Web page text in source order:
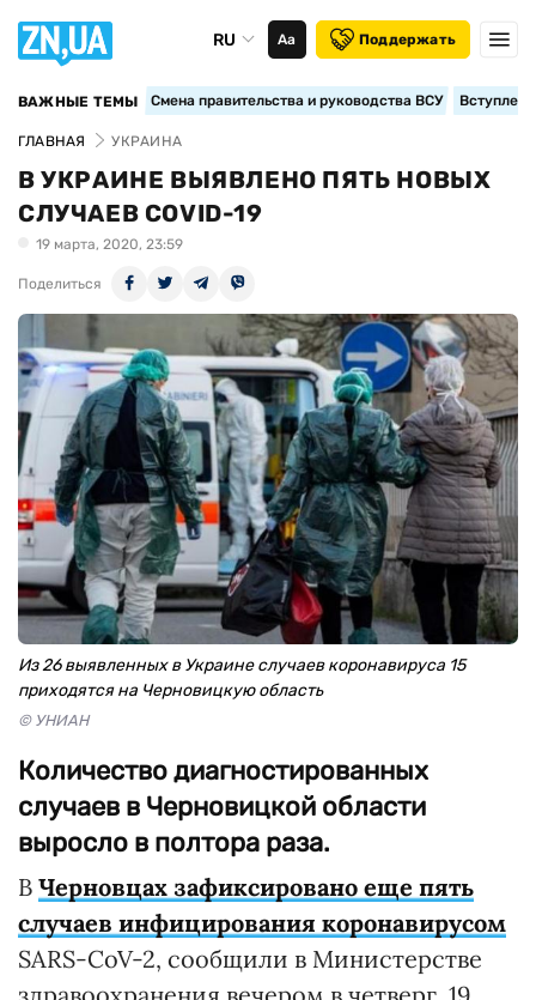
RU Аа Поддержать
ВАЖНЫЕ ТЕМЫ Смена правительства и руководства ВСУ
ГЛАВНАЯ УКРАИНА
В УКРАИНЕ ВЫЯВЛЕНО ПЯТЬ НОВЫХ
СЛУЧАЕВ COVID-19
19 марта, 2020, 23:59
Поделиться
Из 26 выявленных в Украине случаев коронавируса 15
приходятся на Черновицкую область
© УНИАН
Количество диагностированных
случаев в Черновицкой области
выросло в полтора раза.
В Черновцах зафиксировано еще пять
случаев инфицирования коронавирусом
SARS-CoV-2, сообщили в Министерстве